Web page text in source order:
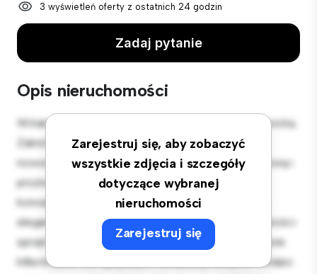
3 wyświetleń oferty z ostatnich 24 godzin
Zadaj pytanie
Opis nieruchomości
Zarejestruj się, aby zobaczyć
wszystkie zdjęcia i szczegóły
dotyczące wybranej
nieruchomości
Zarejestruj się
Witamy w Twojej nowej miejskiej oazie w ul. Pychowicka,
Zakrzówek, Dębniki, Kraków, małopolskie! Ten
nowoczesny apartament z 1 sypialniami oferuje stylową i
przytulną przestrzeń do zamieszkania. Otwarta
koncepcja układu idealnie nadaje się do rozrywki, a
elegancka kuchnia jest wyposażona w najwyższej jakości
sprzęt. Dzięki doskonałej lokalizacji będziesz zaledwie
kilka kroków od najlepszych restauracji, sklepów i miejsc